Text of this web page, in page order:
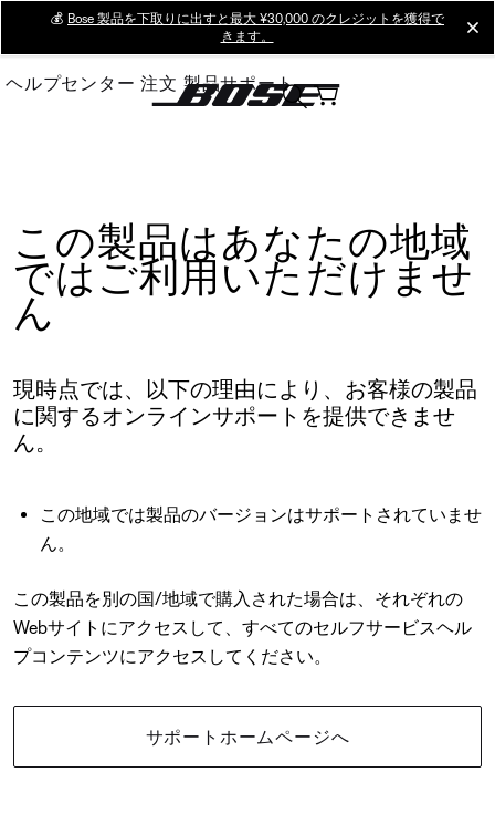
Main
💰 Bose 製品を下取りに出すと最大 ¥30,000 のクレジットを獲得で
きます。
ヘルプセンター 注文 製品サポート
この製品はあなたの地域
ではご利用いただけませ
ん
現時点では、以下の理由により、お客様の製品
に関するオンラインサポートを提供できませ
ん。
この地域では製品のバージョンはサポートされていませ
ん。
この製品を別の国/地域で購入された場合は、それぞれの
Webサイトにアクセスして、すべてのセルフサービスヘル
プコンテンツにアクセスしてください。
サポートホームページへ